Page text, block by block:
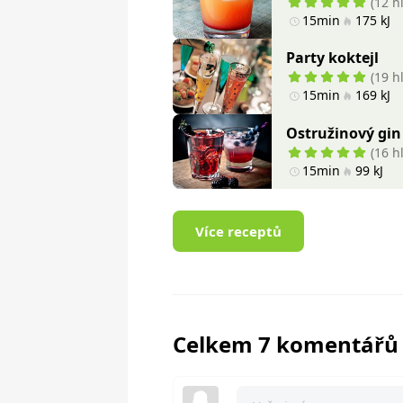
15min
175 kJ
Party koktejl
(19
15min
169 kJ
Ostružinový gin
(16
15min
99 kJ
Více receptů
Celkem 7 komentářů